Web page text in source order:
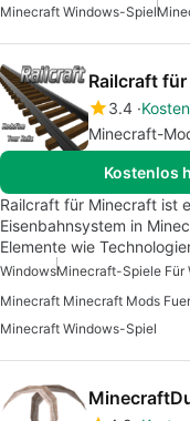
Minecraft Windows-Spiel
Railcraft
3.4
Minecraft-
Kostenlos
Railcraft für Minecraft ist
Eisenbahnsystem in
Elemente wie
WindowsMinecraft-Spiele Für
Minecraft Windows-Spiel